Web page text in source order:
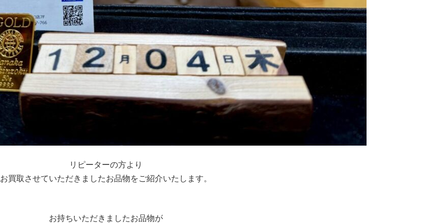
リピーターの方より
お買取させていただきましたお品物をご紹介いたします。
お持ちいただきましたお品物が